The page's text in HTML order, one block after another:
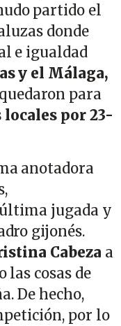
partido el
donde
e igualdad
y el Málaga,
para
por 23-
anotadora
jugada y
gijonés.
Cabeza a
las cosas de
De hecho,
por lo